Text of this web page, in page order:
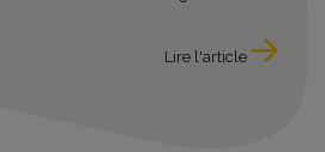
Lire l'article